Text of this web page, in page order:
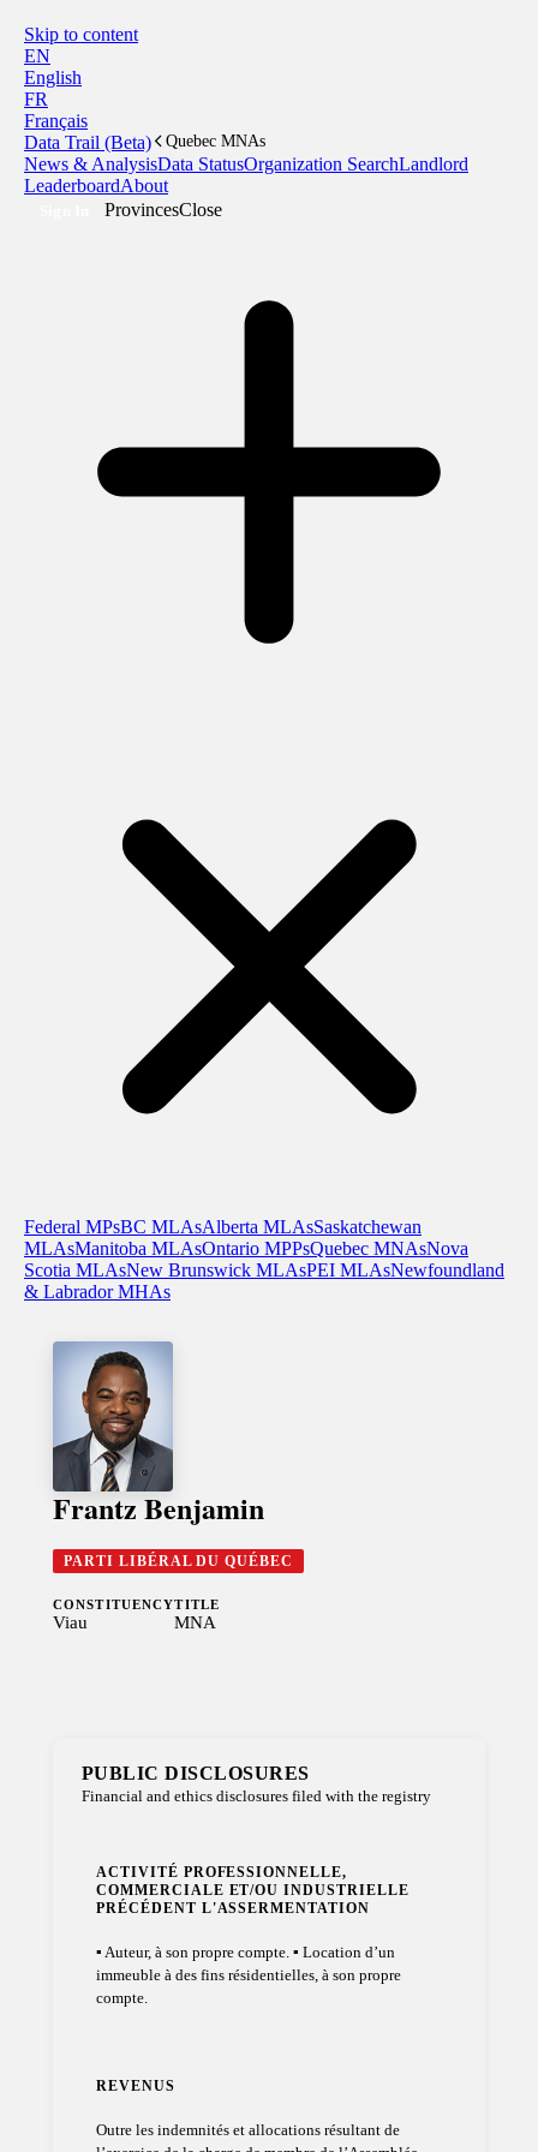
Skip to content
EN
English
FR
Français
Data Trail (Beta)
Quebec MNAs
News & AnalysisData StatusOrganization SearchLandlord
LeaderboardAbout
ProvincesClose
Federal MPsBC MLAsAlberta MLAsSaskatchewan
MLAsManitoba MLAsOntario MPPsQuebec MNAsNova
Scotia MLAsNew Brunswick MLAsPEI MLAsNewfoundland
& Labrador MHAs
Frantz Benjamin
PARTI LIBÉRAL DU QUÉBEC
CONSTITUENCY
Viau
TITLE
MNA
PUBLIC DISCLOSURES
Financial and ethics disclosures filed with the registry
ACTIVITÉ PROFESSIONNELLE,
COMMERCIALE ET/OU INDUSTRIELLE
PRÉCÉDENT L'ASSERMENTATION
▪ Auteur, à son propre compte. ▪ Location d’un
immeuble à des fins résidentielles, à son propre
compte.
REVENUS
Outre les indemnités et allocations résultant de